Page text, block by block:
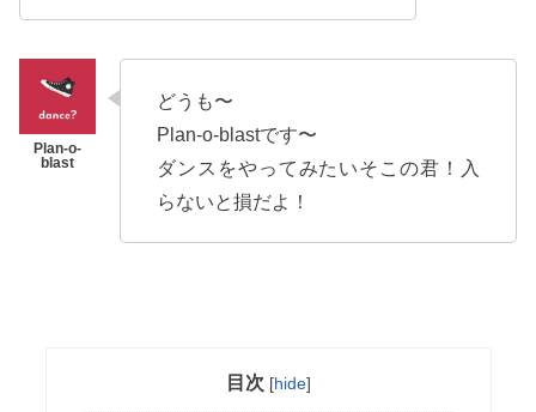
どうも〜
Plan-o-blastです〜
ダンスをやってみたいそこの君！入
らないと損だよ！
目次 [hide]